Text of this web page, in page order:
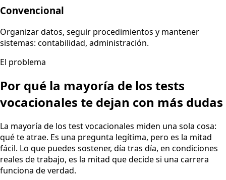
Convencional
Organizar datos, seguir procedimientos y mantener
sistemas: contabilidad, administración.
El problema
Por qué la mayoría de los tests
vocacionales te dejan con más dudas
La mayoría de los test vocacionales miden una sola cosa:
qué te atrae. Es una pregunta legítima, pero es la mitad
fácil. Lo que puedes sostener, día tras día, en condiciones
reales de trabajo, es la mitad que decide si una carrera
funciona de verdad.